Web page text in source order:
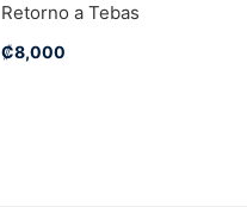
Retorno a Tebas
₡8,000